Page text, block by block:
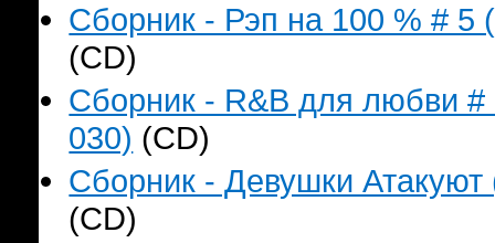
Сборник - Рэп на 100 % # 5
(CD)
Сборник - R&B для любви
030) (CD)
Сборник - Девушки
(CD)